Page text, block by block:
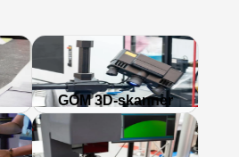
GOM 3D-skanner